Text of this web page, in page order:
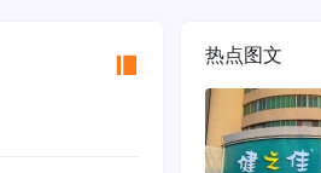
热点图文